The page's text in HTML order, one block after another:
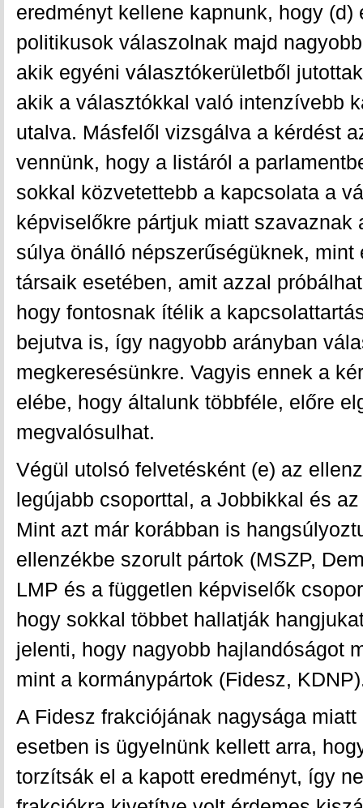
eredményt kellene kapnunk, hogy (d)
politikusok válaszolnak majd
akik egyéni választókerületből
akik a választókkal való intenzívebb
utalva. Másfelől vizsgálva a kérdést
vennünk, hogy a listáról a
sokkal közvetettebb a kapcsolata a
képviselőkre pártjuk miatt
súlya önálló népszerűségüknek, mint
társaik esetében, amit azzal
hogy fontosnak ítélik a
bejutva is, így nagyobb arányban
megkeresésünkre. Vagyis ennek a
elébe, hogy általunk többféle, előre
megvalósulhat.
Végül utolsó felvetésként (e) az
legújabb csoporttal, a Jobbikkal és
Mint azt már korábban is
ellenzékbe szorult pártok (MSZP,
LMP és a független képviselők
hogy sokkal többet hallatják
jelenti, hogy nagyobb hajlandóságot
mint a kormánypártok (Fidesz,
A Fidesz frakciójának nagysága
esetben is ügyelnünk kellett arra,
torzítsák el a kapott eredményt, így